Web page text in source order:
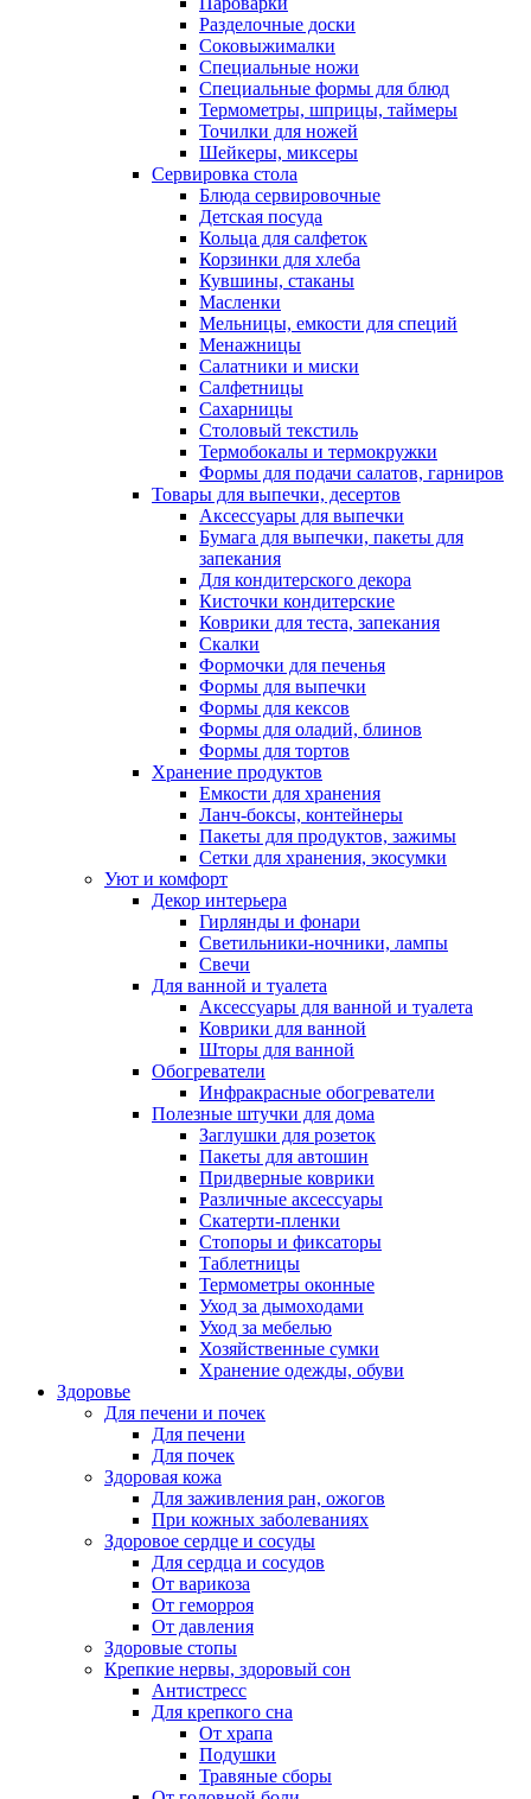
Разделочные доски
Соковыжималки
Специальные ножи
Специальные формы для блюд
Термометры, шприцы, таймеры
Точилки для ножей
Шейкеры, миксеры
Сервировка стола
Блюда сервировочные
Детская посуда
Кольца для салфеток
Корзинки для хлеба
Кувшины, стаканы
Масленки
Мельницы, емкости для специй
Менажницы
Салатники и миски
Салфетницы
Сахарницы
Столовый текстиль
Термобокалы и термокружки
Формы для подачи салатов, гарниров
Товары для выпечки, десертов
Аксессуары для выпечки
Бумага для выпечки, пакеты для
запекания
Для кондитерского декора
Кисточки кондитерские
Коврики для теста, запекания
Скалки
Формочки для печенья
Формы для выпечки
Формы для кексов
Формы для оладий, блинов
Формы для тортов
Хранение продуктов
Емкости для хранения
Ланч-боксы, контейнеры
Пакеты для продуктов, зажимы
Сетки для хранения, экосумки
Уют и комфорт
Декор интерьера
Гирлянды и фонари
Светильники-ночники, лампы
Свечи
Для ванной и туалета
Аксессуары для ванной и туалета
Коврики для ванной
Шторы для ванной
Обогреватели
Инфракрасные обогреватели
Полезные штучки для дома
Заглушки для розеток
Пакеты для автошин
Придверные коврики
Различные аксессуары
Скатерти-пленки
Стопоры и фиксаторы
Таблетницы
Термометры оконные
Уход за дымоходами
Уход за мебелью
Хозяйственные сумки
Хранение одежды, обуви
Здоровье
Для печени и почек
Для печени
Для почек
Здоровая кожа
Для заживления ран, ожогов
При кожных заболеваниях
Здоровое сердце и сосуды
Для сердца и сосудов
От варикоза
От геморроя
От давления
Здоровые стопы
Крепкие нервы, здоровый сон
Антистресс
Для крепкого сна
От храпа
Подушки
Травяные сборы